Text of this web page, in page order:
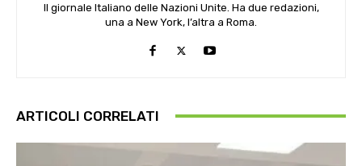
Il giornale Italiano delle Nazioni Unite. Ha due redazioni,
una a New York, l’altra a Roma.
ARTICOLI CORRELATI